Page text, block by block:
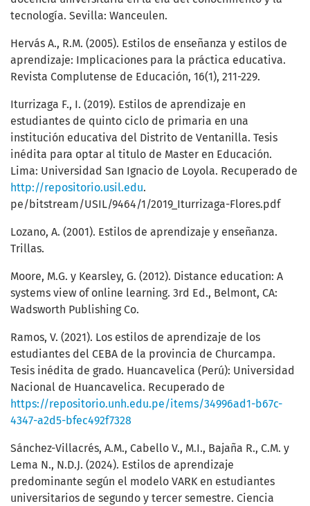
tecnología. Sevilla: Wanceulen.
Hervás A., R.M. (2005). Estilos de enseñanza y estilos de
aprendizaje: Implicaciones para la práctica educativa.
Revista Complutense de Educación, 16(1), 211-229.
Iturrizaga F., I. (2019). Estilos de aprendizaje en
estudiantes de quinto ciclo de primaria en una
institución educativa del Distrito de Ventanilla. Tesis
inédita para optar al titulo de Master en Educación.
Lima: Universidad San Ignacio de Loyola. Recuperado de
http://repositorio.usil.edu.
pe/bitstream/USIL/9464/1/2019_Iturrizaga-Flores.pdf
Lozano, A. (2001). Estilos de aprendizaje y enseñanza.
Trillas.
Moore, M.G. y Kearsley, G. (2012). Distance education: A
systems view of online learning. 3rd Ed., Belmont, CA:
Wadsworth Publishing Co.
Ramos, V. (2021). Los estilos de aprendizaje de los
estudiantes del CEBA de la provincia de Churcampa.
Tesis inédita de grado. Huancavelica (Perú): Universidad
Nacional de Huancavelica. Recuperado de
https://repositorio.unh.edu.pe/items/34996ad1-b67c-
4347-a2d5-bfec492f7328
Sánchez-Villacrés, A.M., Cabello V., M.I., Bajaña R., C.M. y
Lema N., N.D.J. (2024). Estilos de aprendizaje
predominante según el modelo VARK en estudiantes
universitarios de segundo y tercer semestre. Ciencia